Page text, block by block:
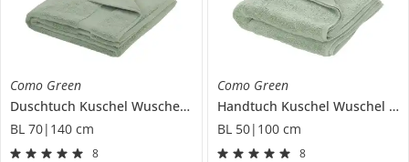
Como Green
Duschtuch Kuschel Wuschel Neu
BL 70|140 cm
8
Como Green
Handtuch Kuschel Wuschel Neu
BL 50|100 cm
8